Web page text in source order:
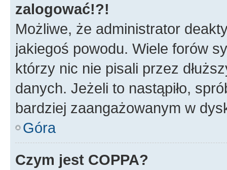
zalogować!?!
Możliwe, że administrator
jakiegoś powodu. Wiele forów
którzy nic nie pisali przez
danych. Jeżeli to nastąpiło,
bardziej zaangażowanym w
Góra
Czym jest COPPA?